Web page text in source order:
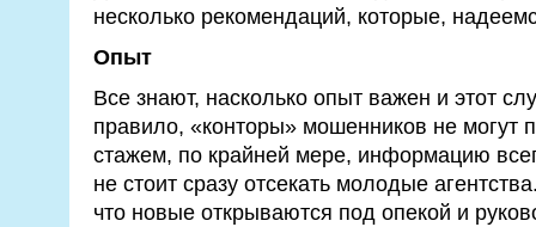
несколько рекомендаций, которые,
Опыт
Все знают, насколько опыт важен и этот
правило, «конторы» мошенников не могут
стажем, по крайней мере, информацию
не стоит сразу отсекать молодые
что новые открываются под опекой и